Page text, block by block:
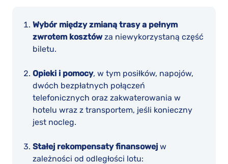
Wybór między zmianą trasy a pełnym
zwrotem kosztówza niewykorzystaną część
biletu.
Opieki i pomocy, w tym posiłków, napojów,
dwóch bezpłatnych połączeń
telefonicznych oraz zakwaterowania w
hotelu wraz z transportem, jeśli konieczny
jest nocleg.
Stałej rekompensaty finansowej w
zależności od odległości lotu: